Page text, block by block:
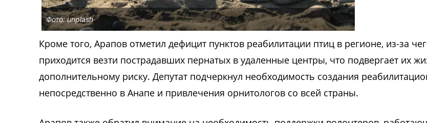
Фото: unplash
Кроме того, Арапов отметил дефицит пунктов реабилитации птиц в регионе, из-за
приходится везти пострадавших пернатых в удаленные центры, что подвергает их
дополнительному риску. Депутат подчеркнул необходимость создания
непосредственно в Анапе и привлечения орнитологов со всей страны.